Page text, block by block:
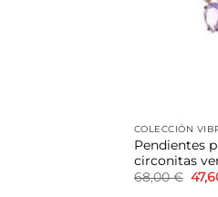
COLECCIÓN
Pendientes
circonitas
68,00€ El